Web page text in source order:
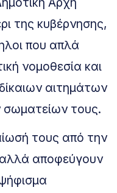
της κυβέρνησης,
που απλά
νομοθεσία και
αιτημάτων
τους.
τους από την
αποφεύγουν